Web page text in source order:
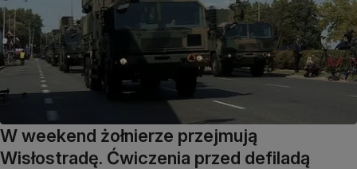
W weekend żołnierze przejmują
Wisłostradę. Ćwiczenia przed defiladą